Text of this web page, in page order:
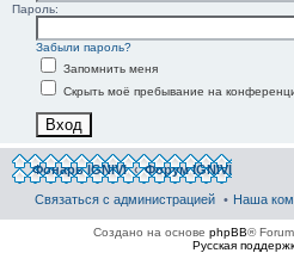
Пароль:
Забыли пароль?
Запомнить меня
Скрыть моё пребывание на
Фонарь IGNIVI Форум IGNIVI
Наша
Связаться с администрацией
Создано на основе phpBB®
Русская